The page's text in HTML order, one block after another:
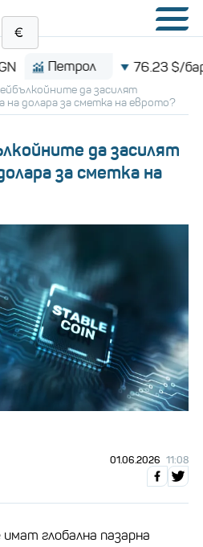
Петрол 76.23 $/барел
да засилят
на долара за сметка на еврото?
да засилят
за сметка на
01.06.2026 11:08
глобална пазарна